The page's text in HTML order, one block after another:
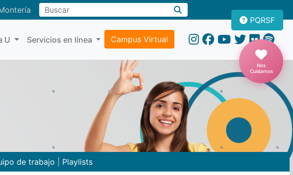
Buscar
U Servicios en línea Campus Virtual
PQRSF
Nos
Cuidamos
de trabajo Playlists